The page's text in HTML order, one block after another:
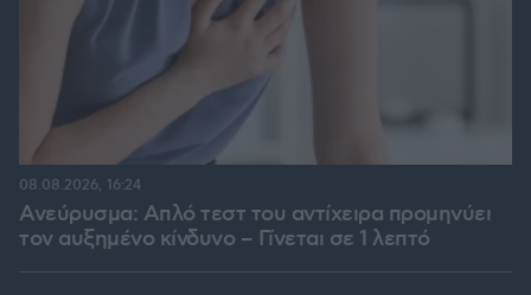
Ανεύρυσμα: Απλό τεστ του αντίχειρα προμηνύει
τον αυξημένο κίνδυνο – Γίνεται σε 1 λεπτό
08.08.2026, 16:24